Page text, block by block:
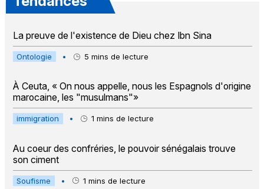
La preuve de l'existence de Dieu chez Ibn Sina
Ontologie • 5 mins de lecture
À Ceuta, « On nous appelle, nous les Espagnols d'origine
marocaine, les "musulmans"»
immigration • 1 mins de lecture
Au coeur des confréries, le pouvoir sénégalais trouve
son ciment
Soufisme • 1 mins de lecture